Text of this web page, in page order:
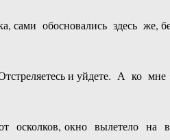
обосновались здесь же,
и уйдете. А ко мне
окно вылетело на